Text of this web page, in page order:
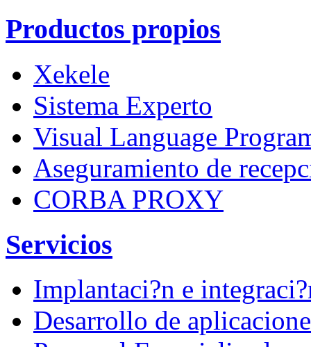
Productos propios
Xekele
Sistema Experto
Visual Language
Aseguramiento de
CORBA PROXY
Servicios
Implantaci?n e
Desarrollo de